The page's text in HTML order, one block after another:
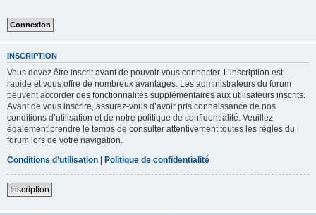
INSCRIPTION
Vous devez être inscrit avant de pouvoir vous connecter. L’inscription est
rapide et vous offre de nombreux avantages. Les administrateurs du forum
peuvent accorder des fonctionnalités supplémentaires aux utilisateurs inscrits.
Avant de vous inscrire, assurez-vous d’avoir pris connaissance de nos
conditions d’utilisation et de notre politique de confidentialité. Veuillez
également prendre le temps de consulter attentivement toutes les règles du
forum lors de votre navigation.
Conditions d’utilisation | Politique de confidentialité
Inscription